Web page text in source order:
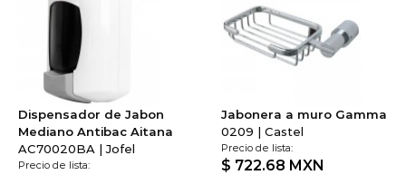
Dispensador de Jabon
Mediano Antibac Aitana
AC70020BA | Jofel
Precio de lista:
Jabonera a muro Gamma
0209 | Castel
Precio de lista:
$ 722.68 MXN